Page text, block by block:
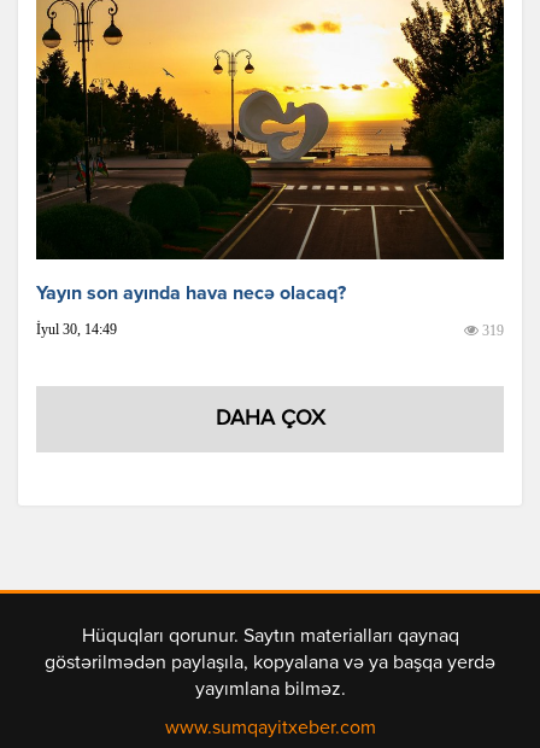
Yayın son ayında hava necə olacaq?
İyul 30, 14:49 319
DAHA ÇOX
Hüquqları qorunur. Saytın materialları qaynaq
göstərilmədən paylaşıla, kopyalana və ya başqa yerdə
yayımlana bilməz.
www.sumqayitxeber.com